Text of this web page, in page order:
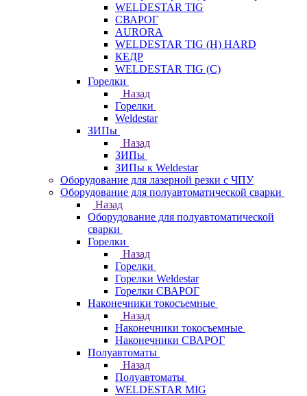
WELDESTAR TIG
СВАРОГ
AURORA
WELDESTAR TIG (H) HARD
КЕДР
WELDESTAR TIG (С)
Горелки
Назад
Горелки
Weldestar
ЗИПы
Назад
ЗИПы
ЗИПы к Weldestar
Оборудование для лазерной резки с ЧПУ
Оборудование для полуавтоматической сварки
Назад
Оборудование для полуавтоматической
сварки
Горелки
Назад
Горелки
Горелки Weldestar
Горелки СВАРОГ
Наконечники токосъемные
Назад
Наконечники токосъемные
Наконечники СВАРОГ
Полуавтоматы
Назад
Полуавтоматы
WELDESTAR MIG